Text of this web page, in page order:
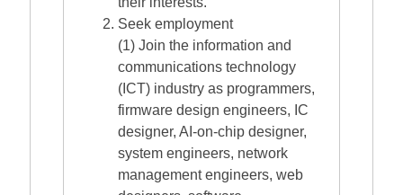
Seek employment
(1) Join the information and
communications technology
(ICT) industry as programmers,
firmware design engineers, IC
designer, AI-on-chip designer,
system engineers, network
management engineers, web